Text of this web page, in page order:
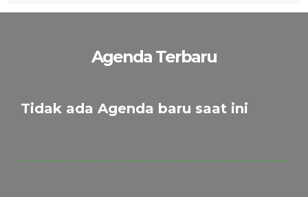
Agenda Terbaru
Tidak ada Agenda baru saat ini